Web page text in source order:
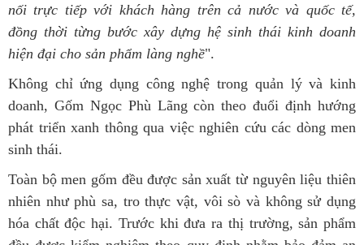
nối trực tiếp với khách hàng trên cả nước và quốc tế,
đồng thời từng bước xây dựng hệ sinh thái kinh doanh
hiện đại cho sản phẩm làng nghề".
Không chỉ ứng dụng công nghệ trong quản lý và kinh
doanh, Gốm Ngọc Phù Lãng còn theo đuổi định hướng
phát triển xanh thông qua việc nghiên cứu các dòng men
sinh thái.
Toàn bộ men gốm đều được sản xuất từ nguyên liệu thiên
nhiên như phù sa, tro thực vật, vôi sò và không sử dụng
hóa chất độc hại. Trước khi đưa ra thị trường, sản phẩm